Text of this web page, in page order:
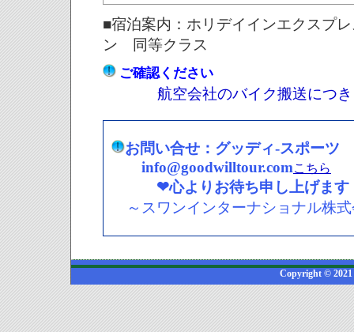
■宿泊案内： ホリデイインエクスプ
ン 同等クラス
ご確認ください
航空会社のバイク搬送につ
お問い合せ：グッディ-スポーツ
info@goodwilltour.comこちら
❤心よりお待ち申し上げま
～スワンインターナショナル株
Copyright © 2021